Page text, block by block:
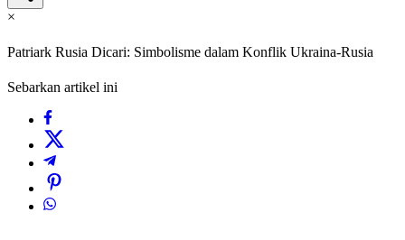
×
Patriark Rusia Dicari: Simbolisme dalam Konflik Ukraina-Rusia
Sebarkan artikel ini